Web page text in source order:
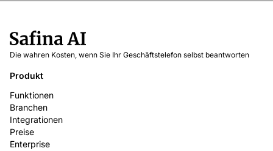
Die wahren Kosten, wenn Sie Ihr Geschäftstelefon selbst beantworten
Produkt
Funktionen
Branchen
Integrationen
Preise
Enterprise